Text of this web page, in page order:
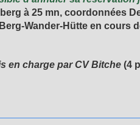
à 25 mn, coordonnées
Wander-Hütte en cours
en charge par CV Bitche (4